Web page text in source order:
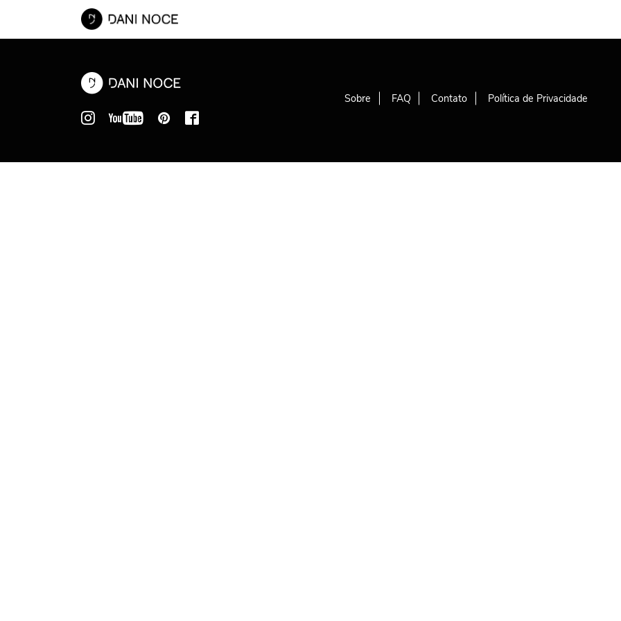
Sobre FAQ Contato Política de Privacidade